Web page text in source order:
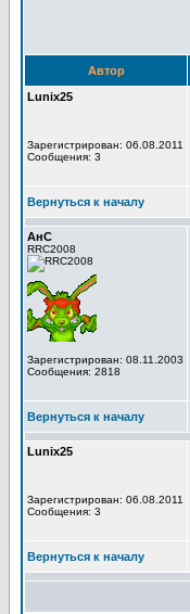
Автор
Lunix25
Зарегистрирован: 06.08.2011
Сообщения: 3
Вернуться к началу
АнС
RRC2008
Зарегистрирован: 08.11.2003
Сообщения: 2818
Вернуться к началу
Lunix25
Зарегистрирован: 06.08.2011
Сообщения: 3
Вернуться к началу